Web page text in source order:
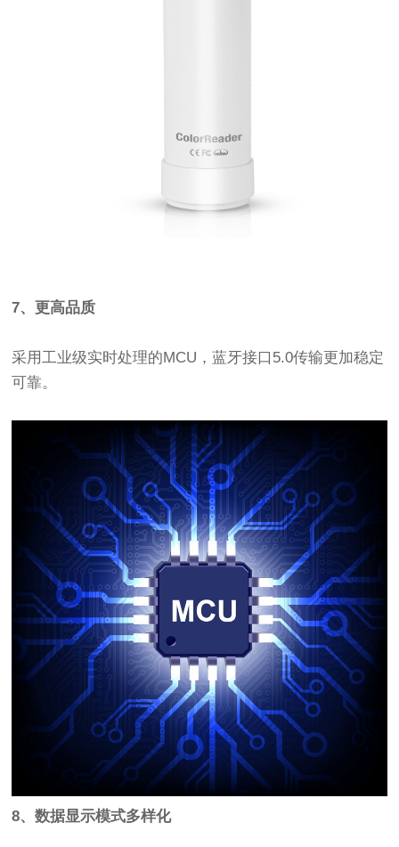
7、更高品质
采用工业级实时处理的MCU，蓝牙接口5.0传输更加稳定
可靠。
8、数据显示模式多样化